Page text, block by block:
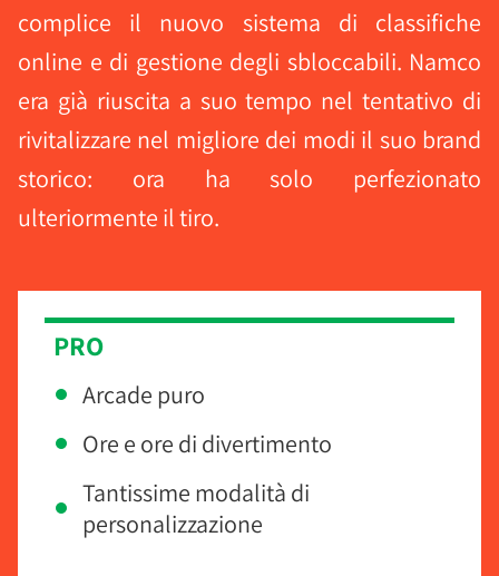
complice il nuovo sistema di classifiche
online e di gestione degli sbloccabili. Namco
era già riuscita a suo tempo nel tentativo di
rivitalizzare nel migliore dei modi il suo brand
storico: ora ha solo perfezionato
ulteriormente il tiro.
PRO
Arcade puro
Ore e ore di divertimento
Tantissime modalità di
personalizzazione